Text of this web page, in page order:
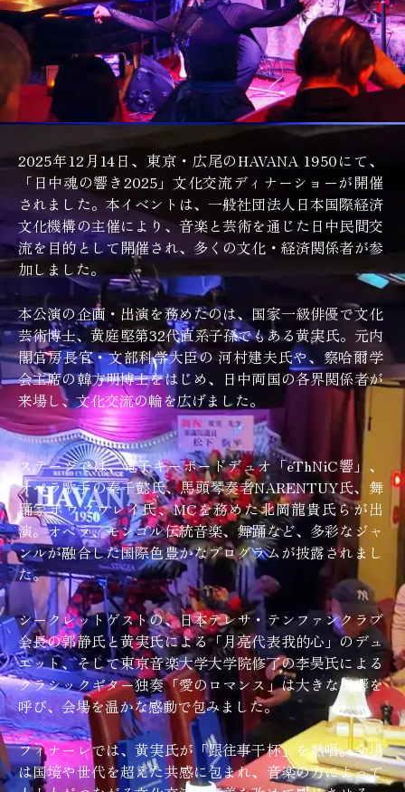
2025年12月14日、東京・広尾のHAVANA 1950にて、
「日中魂の響き2025」文化交流ディナーショーが開催
されました。本イベントは、一般社団法人日本国際経済
文化機構の主催により、音楽と芸術を通じた日中民間交
流を目的として開催され、多くの文化・経済関係者が参
加しました。
本公演の企画・出演を務めたのは、国家一級俳優で文化
芸術博士、黄庭堅第32代直系子孫でもある黄実氏。元内
閣官房長官・文部科学大臣の 河村建夫氏や、察哈爾学
会主席の韓方明博士をはじめ、日中両国の各界関係者が
来場し、文化交流の輪を広げました。
ステージでは、電子キーボードデュオ「eThNiC響」、
オペラ歌手の秦千懿氏、馬頭琴奏者NARENTUY氏、舞
踊家ホウソウレイ氏、MCを務めた北岡龍貴氏らが出
演。オペラ、モンゴル伝統音楽、舞踊など、多彩なジャ
ンルが融合した国際色豊かなプログラムが披露されまし
た。
シークレットゲストの、日本テレサ・テンファンクラブ
会長の郭静氏と黄実氏による「月亮代表我的心」のデュ
エット、そして東京音楽大学大学院修了の李昊氏による
クラシックギター独奏「愛のロマンス」は大きな反響を
呼び、会場を温かな感動で包みました。
フィナーレでは、黄実氏が「跟往事干杯」を熱唱。会場
は国境や世代を超えた共感に包まれ、音楽の力によって